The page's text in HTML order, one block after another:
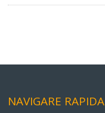
NAVIGARE RAPIDA